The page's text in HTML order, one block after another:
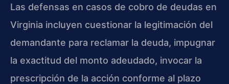
Las defensas en casos de cobro de deudas en
Virginia incluyen cuestionar la legitimación del
demandante para reclamar la deuda, impugnar
la exactitud del monto adeudado, invocar la
prescripción de la acción conforme al plazo